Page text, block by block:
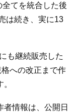
てを統合した後
は続き、実に13
も継続販売した
への改正まで作
情報は、公開日